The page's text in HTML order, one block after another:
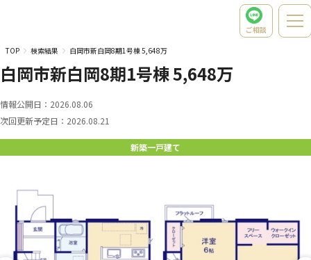
ご相談
TOP
検索結果 白岡市新白岡8期1号棟 5,648万
白岡市新白岡8期1号棟 5,648万
情報公開日： 2026.08.06
次回更新予定日： 2026.08.21
新築一戸建て